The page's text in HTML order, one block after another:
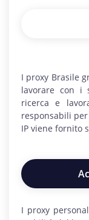
I proxy Brasile
lavorare con i
ricerca e
responsabili
IP viene fornito
I proxy